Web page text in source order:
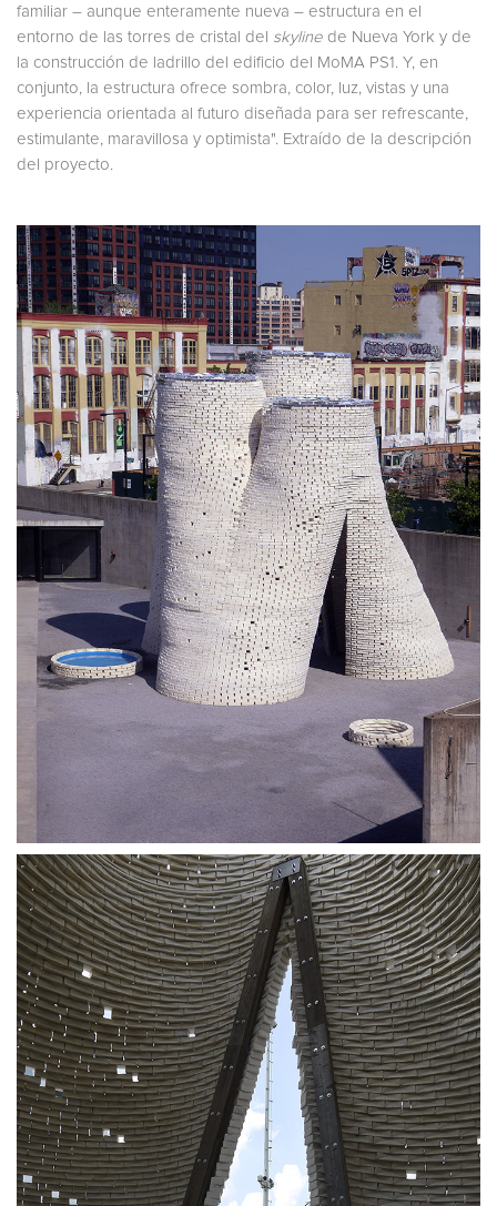
familiar – aunque enteramente nueva – estructura en el
entorno de las torres de cristal del skyline de Nueva York y de
la construcción de ladrillo del edificio del MoMA PS1. Y, en
conjunto, la estructura ofrece sombra, color, luz, vistas y una
experiencia orientada al futuro diseñada para ser refrescante,
estimulante, maravillosa y optimista". Extraído de la descripción
del proyecto.